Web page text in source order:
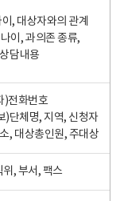
, 대상자와의 관계
이, 과의존 종류,
담내용
)전화번호
)단체명, 지역, 신청자
, 대상총인원, 주대상
, 부서, 팩스